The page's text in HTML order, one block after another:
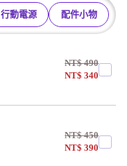
行動電源 配件小物
NT$490
NT$340
NT$450
NT$390